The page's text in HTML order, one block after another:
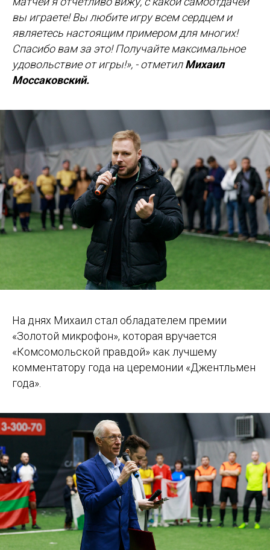
вы играете! Вы любите игру всем сердцем и
являетесь настоящим примером для многих!
Спасибо вам за это! Получайте максимальное
удовольствие от игры!», - отметилМихаил
Моссаковский.
На днях Михаил стал обладателем премии
«Золотой микрофон», которая вручается
«Комсомольской правдой» как лучшему
комментатору года на церемонии «Джентльмен
года».